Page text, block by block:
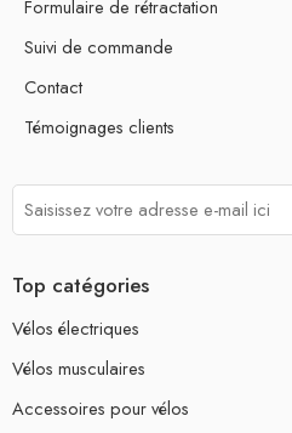
Formulaire de rétractation
Suivi de commande
Contact
Témoignages clients
Top catégories
Vélos électriques
Vélos musculaires
Accessoires pour vélos